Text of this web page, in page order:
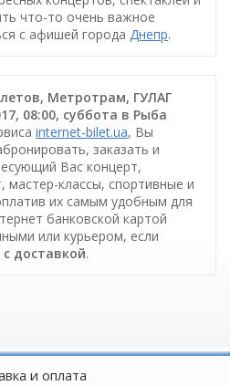
что-то очень важное
с афишей города Днепр.
Метротрам, ГУЛАГ
08:00, суббота в Рыба
internet-bilet.ua, Вы
заказать и
Вас концерт,
мастер-классы, спортивные и
их самым удобным для
банковской картой
или курьером, если
доставкой.
и оплата